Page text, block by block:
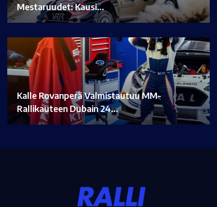
Mestaruudet: Kausi…
Kalle Rovanperä Valmistautuu MM-
Rallikauteen Dubain 24…